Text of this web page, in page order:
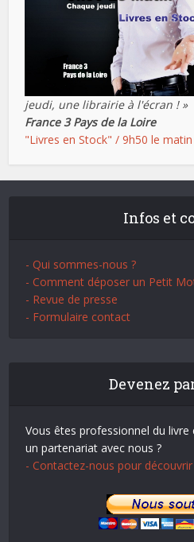
jeudi, une librairie à l'écran ! »
France 3 Pays de la Loire
"Livres en Stock" / 9h50 le matin
Infos et
- Qui sommes-nous ?
- Comment déposer un Petit
- Revue de presse
- Formulaire contact
Devenez
Vous êtes professionnel du
un partenariat avec nous ?
- Contactez-nous pour